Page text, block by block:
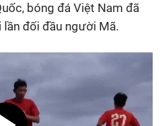
bóng đá Việt Nam đã
đối đầu người Mã.